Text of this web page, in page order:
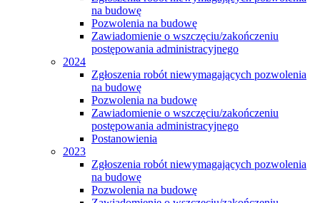
na budowę
Pozwolenia na budowę
Zawiadomienie o wszczęciu/zakończeniu
postępowania administracyjnego
2024
Zgłoszenia robót niewymagających pozwolenia
na budowę
Pozwolenia na budowę
Zawiadomienie o wszczęciu/zakończeniu
postępowania administracyjnego
Postanowienia
2023
Zgłoszenia robót niewymagających pozwolenia
na budowę
Pozwolenia na budowę